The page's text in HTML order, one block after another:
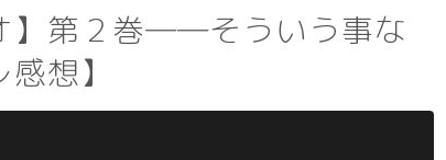
】第２巻――そういう事な
想】